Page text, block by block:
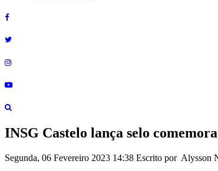
INSG Castelo lança selo
Segunda, 06 Fevereiro 2023 14:38 Escrito por Alysson